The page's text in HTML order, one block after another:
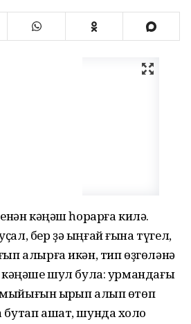
кәңәш һорарға килә.
бер ҙә ыңғай ғына түгел,
алырға икән, тип өҙгөләнә
кәңәше шул була: урмандағы
ҡырҡып алып өтөп
бутап ашат, шунда холҡо